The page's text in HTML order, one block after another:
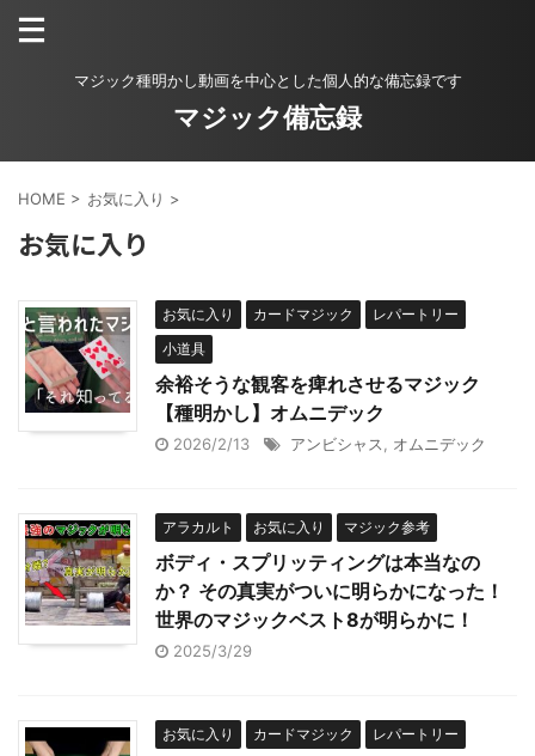
マジック種明かし動画を中心とした個人的な備忘録です
マジック備忘録
HOME > お気に入り >
お気に入り
お気に入り カードマジック
レパートリー
小道具
余裕そうな観客を痺れさせるマジック
【種明かし】オムニデック
2026/2/13 アンビシャス オムニデック
アラカルト お気に入り マジック参考
ボディ・スプリッティングは本当なの
か？ その真実がついに明らかになった！
世界のマジックベスト8が明らかに！
2025/3/29
お気に入り カードマジック レパートリー